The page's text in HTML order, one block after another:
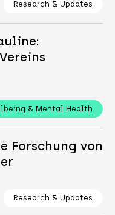
Research & Updates
& Mental Health
Forschung von
Research & Updates